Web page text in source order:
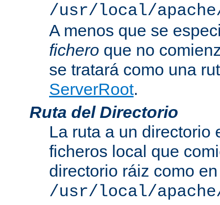
/usr/local/
A menos que se
fichero que no
se tratará como una
ServerRoot.
Ruta del Directorio
La ruta a un directorio
ficheros local que
directorio ráiz como en
/usr/local/